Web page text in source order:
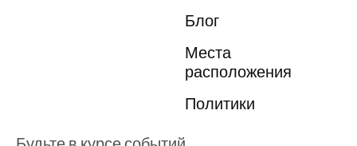
Блог
Места
расположения
Политики